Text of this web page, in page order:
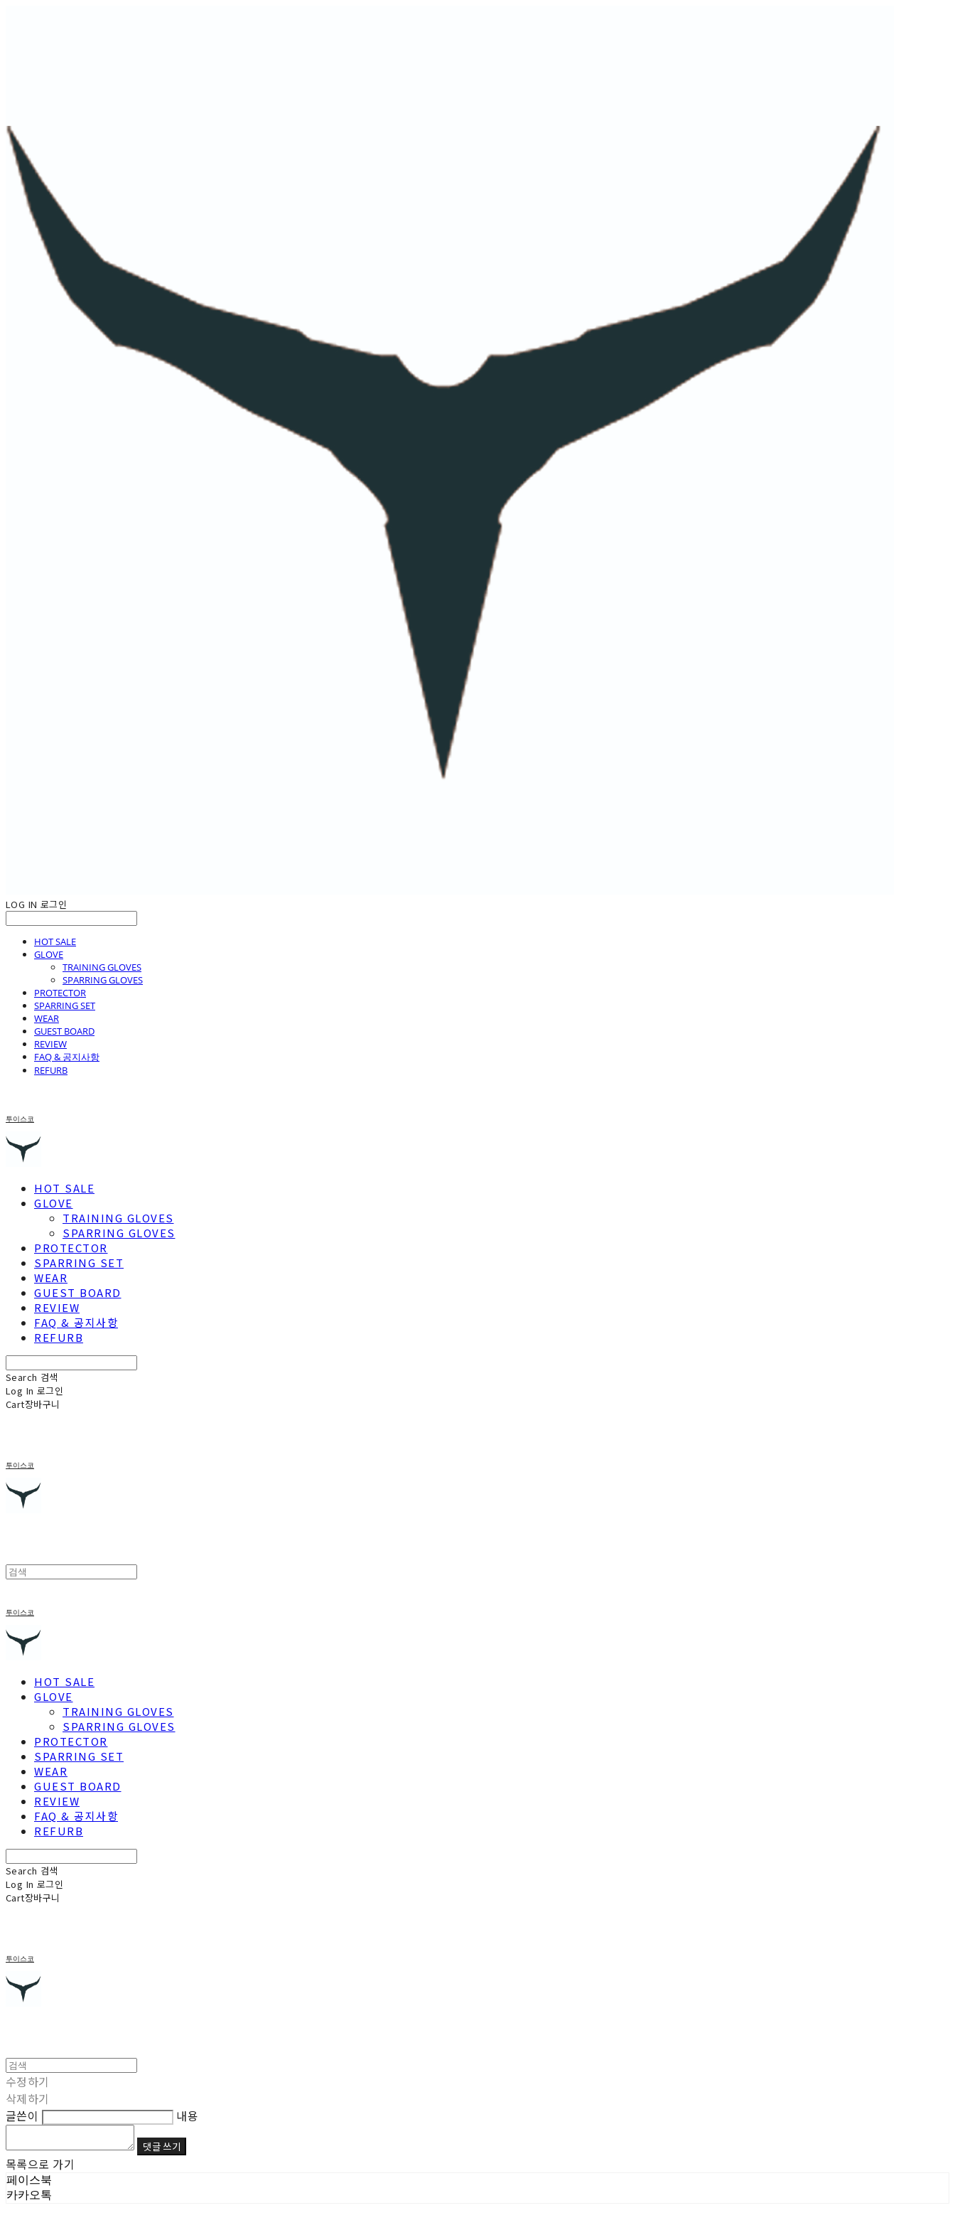
LOG IN 로그인
HOT SALE
GLOVE
TRAINING GLOVES
SPARRING GLOVES
PROTECTOR
SPARRING SET
WEAR
GUEST BOARD
REVIEW
FAQ & 공지사항
REFURB
투이스코
HOT SALE
GLOVE
TRAINING GLOVES
SPARRING GLOVES
PROTECTOR
SPARRING SET
WEAR
GUEST BOARD
REVIEW
FAQ & 공지사항
REFURB
Search 검색
Log In 로그인
Cart장바구니
투이스코
투이스코
HOT SALE
GLOVE
TRAINING GLOVES
SPARRING GLOVES
PROTECTOR
SPARRING SET
WEAR
GUEST BOARD
REVIEW
FAQ & 공지사항
REFURB
Search 검색
Log In 로그인
Cart장바구니
투이스코
수정하기
삭제하기
글쓴이
내용
댓글 쓰기
목록으로 가기
페이스북
카카오톡